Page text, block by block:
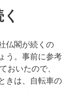
仏閣が続くの
う。事前に参考
おいたので、
きは、自転車の